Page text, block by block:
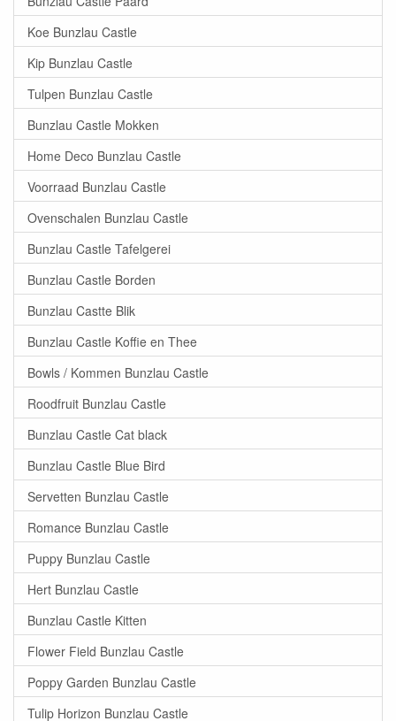
Koe Bunzlau Castle
Kip Bunzlau Castle
Tulpen Bunzlau Castle
Bunzlau Castle Mokken
Home Deco Bunzlau Castle
Voorraad Bunzlau Castle
Ovenschalen Bunzlau Castle
Bunzlau Castle Tafelgerei
Bunzlau Castle Borden
Bunzlau Castte Blik
Bunzlau Castle Koffie en Thee
Bowls / Kommen Bunzlau Castle
Roodfruit Bunzlau Castle
Bunzlau Castle Cat black
Bunzlau Castle Blue Bird
Servetten Bunzlau Castle
Romance Bunzlau Castle
Puppy Bunzlau Castle
Hert Bunzlau Castle
Bunzlau Castle Kitten
Flower Field Bunzlau Castle
Poppy Garden Bunzlau Castle
Tulip Horizon Bunzlau Castle